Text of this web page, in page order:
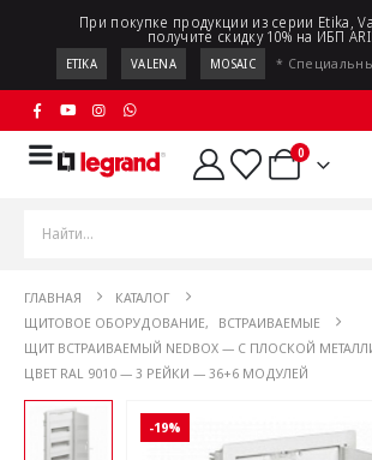
При покупке продукции из серии Etika,
получите скидку 10% на ИБП
ETIKA VALENA MOSAIC *
0
ГЛАВНАЯ
КАТАЛОГ
ЩИТОВОЕ ОБОРУДОВАНИЕ,
ВСТРАИВАЕМЫЕ
ЩИТ ВСТРАИВАЕМЫЙ NEDBOX — С ПЛОСКОЙ
ЦВЕТ RAL 9010 — 3 РЕЙКИ — 36+6 МОДУЛЕЙ
-19%